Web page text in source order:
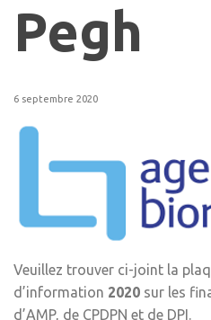
Pegh
6 septembre 2020
Veuillez trouver ci-joint la
d’information 2020 sur les
d’AMP, de CPDPN et de DPI.